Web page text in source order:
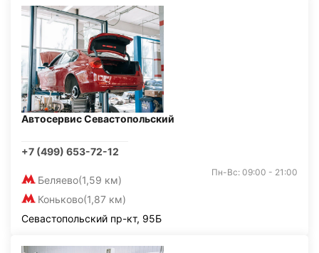
Автосервис Севастопольский
+7 (499) 653-72-12
Беляево(1,59 км)
Коньково(1,87 км)
Пн-Вс: 09:00 - 21:00
Севастопольский пр-кт, 95Б